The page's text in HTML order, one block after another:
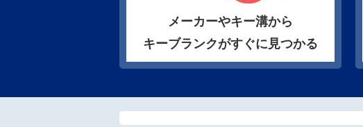
メーカーやキー溝から
キーブランクがすぐに見つかる